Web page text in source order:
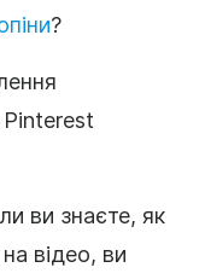
?
Pinterest
ви знаєте, як
відео, ви